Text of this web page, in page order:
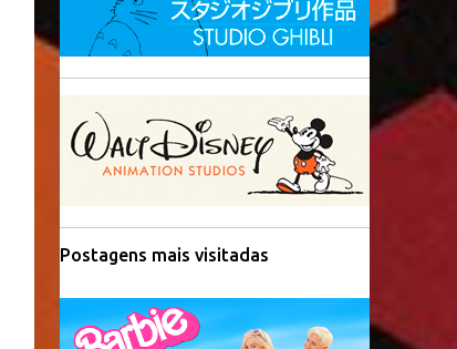
Postagens mais visitadas